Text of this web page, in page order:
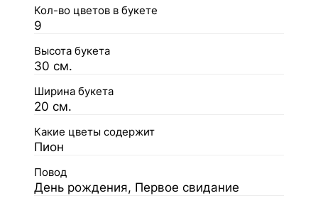
Кол-во цветов в букете
9
Высота букета
30 см.
Ширина букета
20 см.
Какие цветы содержит
Пион
Повод
День рождения, Первое свидание